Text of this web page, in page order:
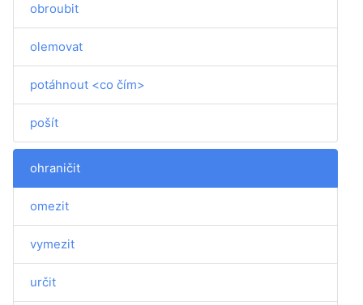
obroubit
olemovat
potáhnout <co čím>
pošít
ohraničit
omezit
vymezit
určit